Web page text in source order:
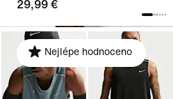
29,99 €
Nejlépe hodnoceno